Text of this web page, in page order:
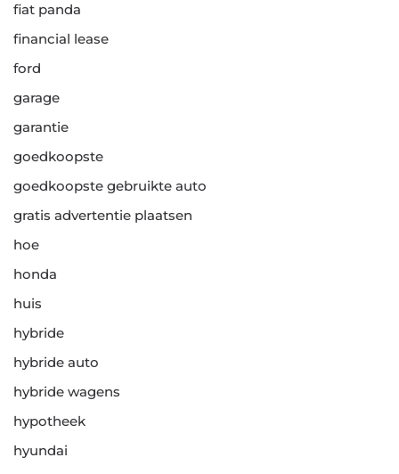
fiat panda
financial lease
ford
garage
garantie
goedkoopste
goedkoopste gebruikte auto
gratis advertentie plaatsen
hoe
honda
huis
hybride
hybride auto
hybride wagens
hypotheek
hyundai